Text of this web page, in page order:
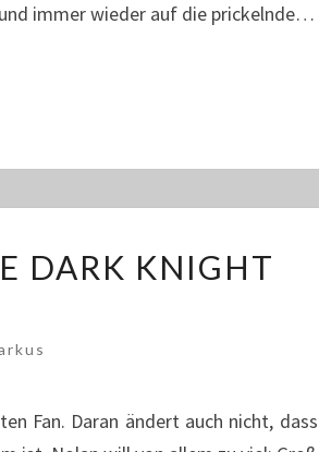
immer wieder auf die prickelnde…
DARK KNIGHT
Fan. Daran ändert auch nicht, dass